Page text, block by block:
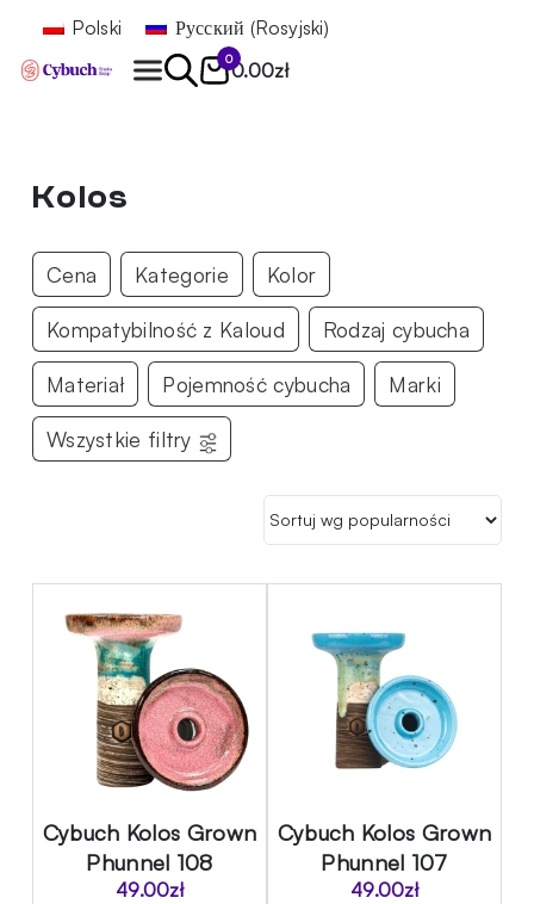
Polski Русский (Rosyjski)
0
0.00zł
Kolos
Cena Kategorie Kolor
Kompatybilność z Kaloud Rodzaj cybucha
Materiał Pojemność cybucha Marki
Wszystkie filtry
Cybuch Kolos Grown
Phunnel 108
49.00zł
Cybuch Kolos Grown
Phunnel 107
49.00zł